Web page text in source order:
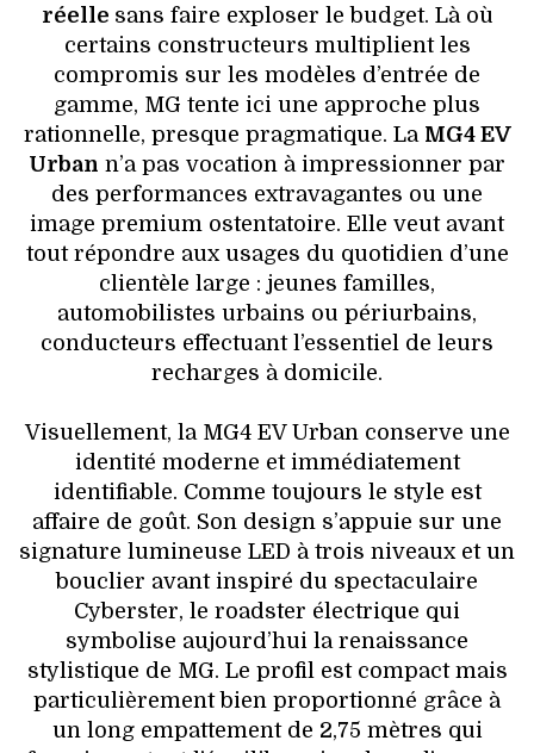
réelle sans faire exploser le budget. Là où
certains constructeurs multiplient les
compromis sur les modèles d’entrée de
gamme, MG tente ici une approche plus
rationnelle, presque pragmatique. La MG4 EV
Urban n’a pas vocation à impressionner par
des performances extravagantes ou une
image premium ostentatoire. Elle veut avant
tout répondre aux usages du quotidien d’une
clientèle large : jeunes familles,
automobilistes urbains ou périurbains,
conducteurs effectuant l’essentiel de leurs
recharges à domicile.
Visuellement, la MG4 EV Urban conserve une
identité moderne et immédiatement
identifiable. Comme toujours le style est
affaire de goût. Son design s’appuie sur une
signature lumineuse LED à trois niveaux et un
bouclier avant inspiré du spectaculaire
Cyberster, le roadster électrique qui
symbolise aujourd’hui la renaissance
stylistique de MG. Le profil est compact mais
particulièrement bien proportionné grâce à
un long empattement de 2,75 mètres qui